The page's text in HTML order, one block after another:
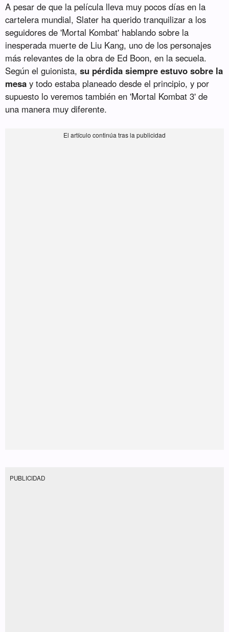
A pesar de que la película lleva muy pocos días en la
cartelera mundial, Slater ha querido tranquilizar a los
seguidores de 'Mortal Kombat' hablando sobre la
inesperada muerte de Liu Kang, uno de los personajes
más relevantes de la obra de Ed Boon, en la secuela.
Según el guionista,su pérdida siempre estuvo sobre la
mesa y todo estaba planeado desde el principio, y por
supuesto lo veremos también en 'Mortal Kombat 3' de
una manera muy diferente.
PUBLICIDAD